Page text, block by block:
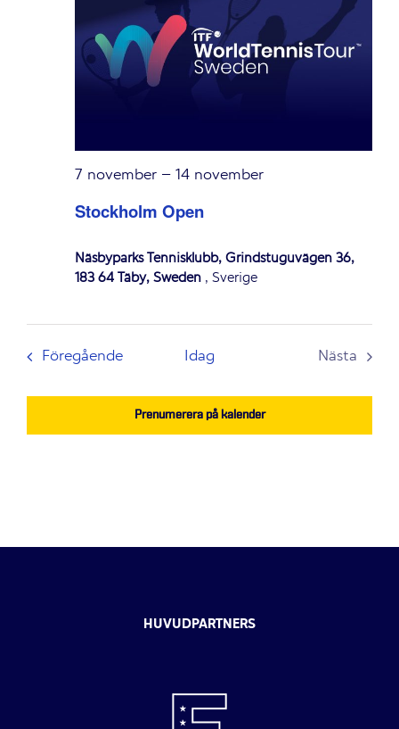
Stockholm Open
7 november – 14 november
Näsbyparks Tennisklubb, Grindstuguvägen 36,
183 64 Täby, Sweden , Sverige
FöregåendeEvenemang
Idag
Nästa
Prenumerera på kalender
HUVUDPARTNERS